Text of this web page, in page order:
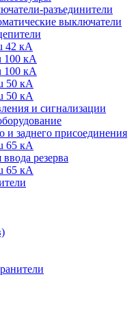
разъединители
выключатели
42 кА
100 кА
100 кА
50 кА
50 кА
и сигнализации
и заднего присоединения
65 кА
резерва
65 кА